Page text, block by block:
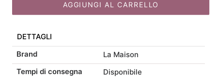
originale
37,00 €.
attuale
31,45 €.
AGGIUNGI AL CARRELLO
DETTAGLI
Brand
La Maison
Tempi di consegna
Disponibile